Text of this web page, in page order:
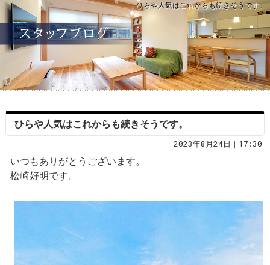
ひらや人気はこれからも続きそうです。
ひらや人気はこれからも続きそうです。
2023年8月24日｜17:30
いつもありがとうございます。
松崎好明です。